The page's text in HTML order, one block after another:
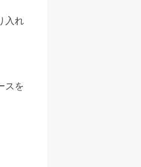
入れ
スを